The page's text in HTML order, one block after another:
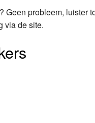
Geen probleem, luister
via de site.